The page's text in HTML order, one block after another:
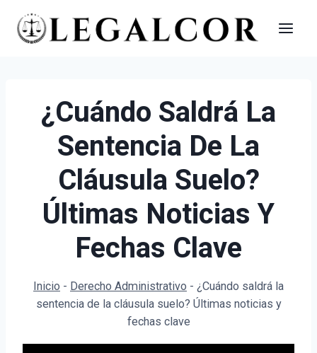
Saltar
¿Cuándo Saldrá La
Sentencia De La
Cláusula Suelo?
Últimas Noticias Y
Fechas Clave
Inicio - Derecho Administrativo - ¿Cuándo saldrá la
sentencia de la cláusula suelo? Últimas noticias y
fechas clave